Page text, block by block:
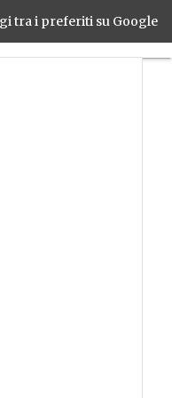
tra i preferiti su Google
soluzioni per la